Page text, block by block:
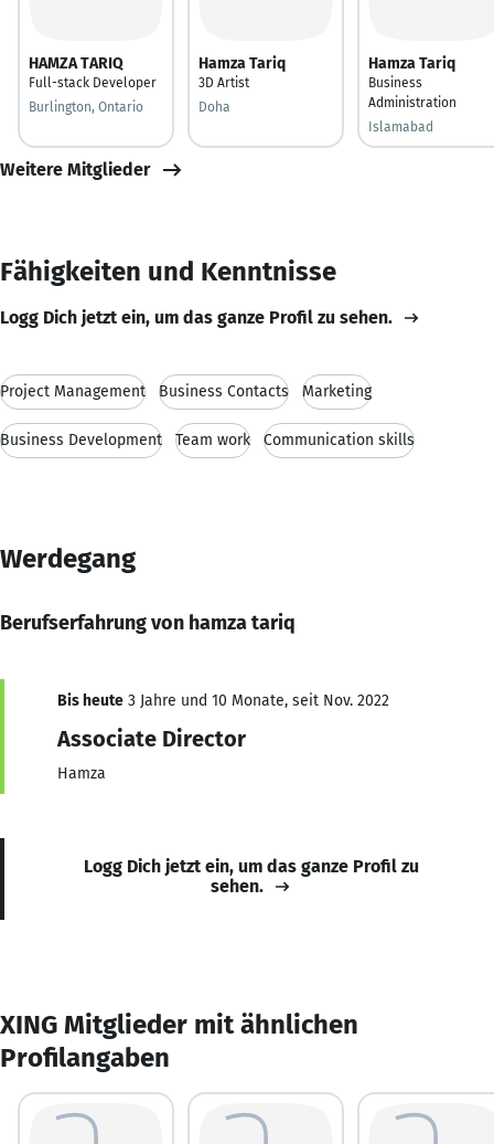
HAMZA TARIQ
Full-stack Developer
Burlington, Ontario
Hamza Tariq
3D Artist
Doha
Hamza Tariq
Business
Administration
Islamabad
Weitere Mitglieder
Fähigkeiten und Kenntnisse
Logg Dich jetzt ein, um das ganze Profil zu sehen.
Project Management Business Contacts Marketing
Business Development Team work Communication skills
Werdegang
Berufserfahrung von hamza tariq
Bis heute 3 Jahre und 10 Monate, seit Nov. 2022
Associate Director
Hamza
Logg Dich jetzt ein, um das ganze Profil zu
sehen.
XING Mitglieder mit ähnlichen
Profilangaben